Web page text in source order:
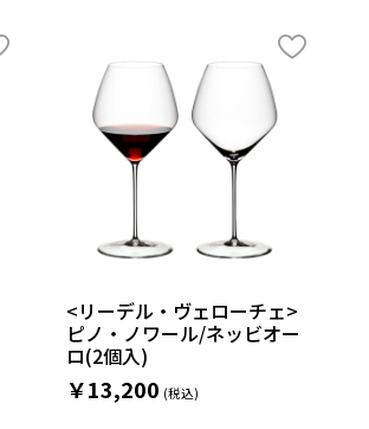
<リーデル・ヴェローチェ>
ピノ・ノワール/ネッビオー
ロ(2個入)
￥13,200